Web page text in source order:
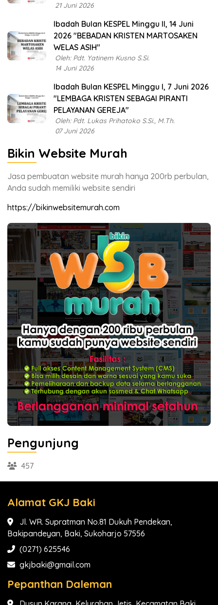
21 Juni 2026
Ibadah Bulan KESPEL Minggu II, 14 Juni
2026 "BEBADAN KRISTEN MARTOSAKEN
WELAS ASIH"
Oleh: Pdt. Yatinem Kusno S.Si.
14 Juni 2026
Ibadah Bulan KESPEL Minggu I, 7 Juni 2026
"LEMBAGA KRISTEN SEBAGAI PIRANTI
PELAYANAN GEREJA"
Oleh: Pdt. Lukas Prihatoko S.Si., M.Th.
07 Juni 2026
Bikin Website Murah
Jasa pembuatan website murah hanya 200rb perbulan,
Anda sudah memiliki website sendiri
https://bikinwebsitemurah.com
Pengunjung
457
Alamat GKJ Baki
Jl. WR. Supratman No.81 Dukuh Pendekan,
Bakipandeyan, Baki, Sukoharjo 57556
(0271) 625546
gkjbaki@gmail.com
Pepanthan Daleman